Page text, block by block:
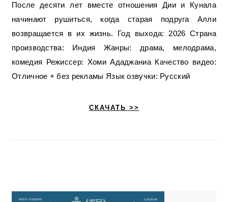
После десяти лет вместе отношения Дии и Кунала
начинают рушиться, когда старая подруга Алли
возвращается в их жизнь. Год выхода: 2026 Страна
производства: Индия Жанры: драма, мелодрама,
комедия Режиссер: Хоми Ададжаниа Качество видео:
Отличное + без рекламы Язык озвучки: Русский
СКАЧАТЬ >>